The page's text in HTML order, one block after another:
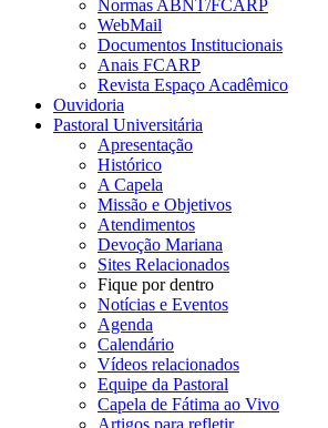
Normas ABNT/FCARP
WebMail
Documentos Institucionais
Anais FCARP
Revista Espaço Acadêmico
Ouvidoria
Pastoral Universitária
Apresentação
Histórico
A Capela
Missão e Objetivos
Atendimentos
Devoção Mariana
Sites Relacionados
Fique por dentro
Notícias e Eventos
Agenda
Calendário
Vídeos relacionados
Equipe da Pastoral
Capela de Fátima ao Vivo
Artigos para refletir